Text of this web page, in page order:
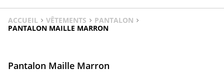
ACCUEIL VÊTEMENTS
PANTALON
PANTALON MAILLE MARRON
Pantalon Maille Marron